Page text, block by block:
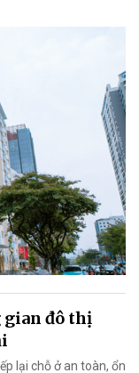
gian đô thị
lại chỗ ở an toàn, ổn